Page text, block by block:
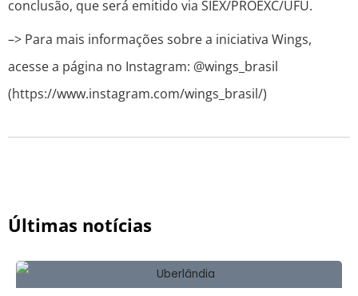
conclusão, que será emitido via SIEX/PROEXC/UFU.
–> Para mais informações sobre a iniciativa Wings,
acesse a página no Instagram: @wings_brasil
(https://www.instagram.com/wings_brasil/)
Últimas notícias